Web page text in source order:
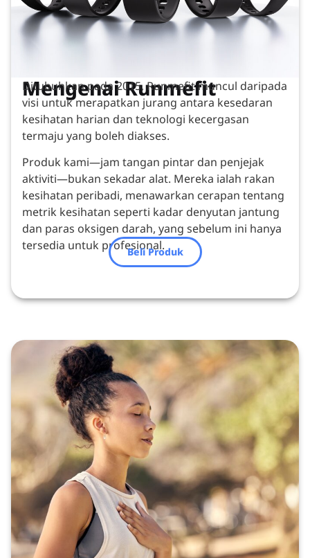
Mengenai Runmefit
Ditubuhkan pada 2015, Runmefit muncul daripada
visi untuk merapatkan jurang antara kesedaran
kesihatan harian dan teknologi kecergasan
termaju yang boleh diakses.
Produk kami—jam tangan pintar dan penjejak
aktiviti—bukan sekadar alat. Mereka ialah rakan
kesihatan peribadi, menawarkan cerapan tentang
metrik kesihatan seperti kadar denyutan jantung
dan paras oksigen darah, yang sebelum ini hanya
tersedia untuk profesional.
Beli Produk